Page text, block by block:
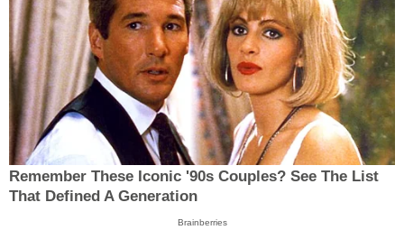
Remember These Iconic '90s Couples? See The List
That Defined A Generation
Brainberries